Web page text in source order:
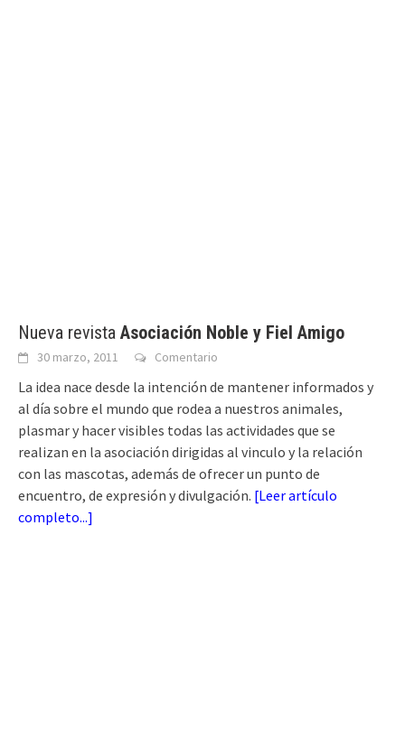
Nueva revista Asociación Noble y Fiel Amigo
30 marzo, 2011 Comentario
La idea nace desde la intención de mantener informados y
al día sobre el mundo que rodea a nuestros animales,
plasmar y hacer visibles todas las actividades que se
realizan en la asociación dirigidas al vinculo y la relación
con las mascotas, además de ofrecer un punto de
encuentro, de expresión y divulgación. [Leer artículo
completo...]